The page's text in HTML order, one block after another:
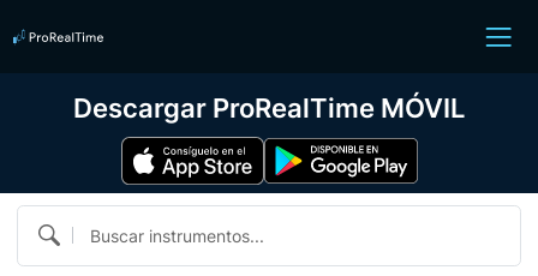
Buscar instrumentos...
Descargar ProRealTime MÓVIL